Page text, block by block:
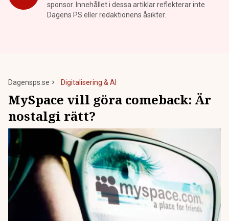
sponsor. Innehållet i dessa artiklar reflekterar inte
Dagens PS eller redaktionens åsikter.
Dagensps.se Digitalisering & AI
MySpace vill göra comeback: Är
nostalgi rätt?